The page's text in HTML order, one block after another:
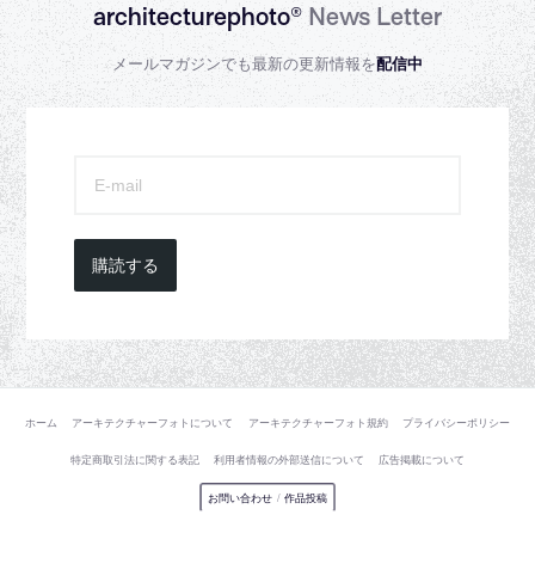
architecturephoto®News Letter
メールマガジンでも最新の更新情報を配信中
購読する
ホーム アーキテクチャーフォトについて アーキテクチャーフォト規約 プライバシーポリシー
特定商取引法に関する表記 利用者情報の外部送信について 広告掲載について
お問い合わせ / 作品投稿